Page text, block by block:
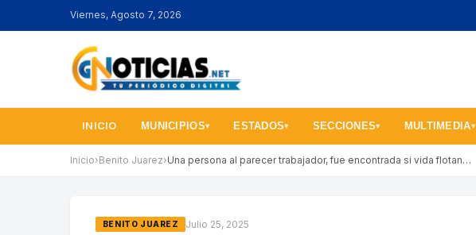
Viernes, Agosto 7, 2026
INICIO MUNICIPIOS▾ ESTADOS▾ SECCIONES▾ MULTIMEDIA▾
Inicio› Benito Juarez›Una persona al parecer trabajador, fue encontrada si vida flotan…
BENITO JUAREZ Julio 25, 2025